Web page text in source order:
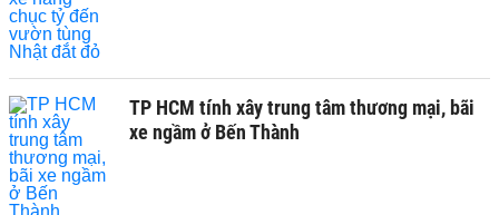
TP HCM tính xây trung tâm thương mại, bãi
xe ngầm ở Bến Thành